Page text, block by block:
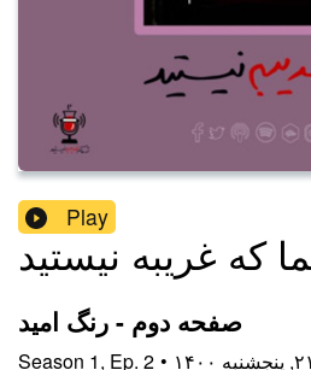
Play
که غريبه نیستید
صفحه دوم - رنگ امید
Season 1, Ep. 2 •